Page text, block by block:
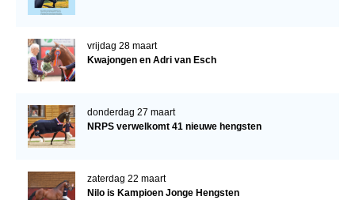
vrijdag 28 maart
Kwajongen en Adri van Esch
donderdag 27 maart
NRPS verwelkomt 41 nieuwe hengsten
zaterdag 22 maart
Nilo is Kampioen Jonge Hengsten